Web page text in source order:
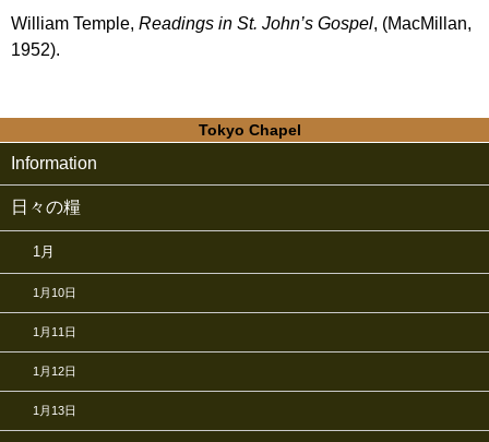
William Temple, Readings in St. John’s Gospel, (MacMillan,
1952).
Tokyo Chapel
Information
日々の糧
1月
1月10日
1月11日
1月12日
1月13日